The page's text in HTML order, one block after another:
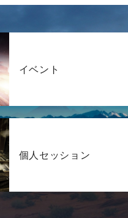
イベント
個人セッション